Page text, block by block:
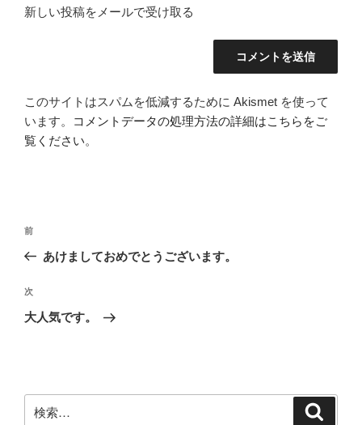
新しい投稿をメールで受け取る
このサイトはスパムを低減するために Akismet を使って
います。
コメントデータの処理方法の詳細はこちらをご
覧ください。
投
ビ
ゲ
ン
前
の
稿
前
あけましておめでとうございます。
次
の
次
大人気です。
索: